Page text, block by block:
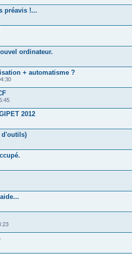
préavis !...
ordinateur.
+ automatisme ?
2012
d'outils)